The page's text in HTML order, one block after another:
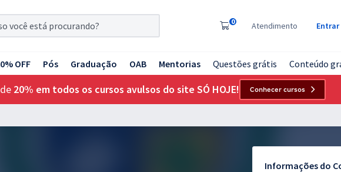
0 Atendimento Entrar
OFF Pós Graduação OAB Mentorias Questões grátis Conteúdo
20% em todos os cursos avulsos do site SÓ HOJE! Conhecer cursos
Informações do